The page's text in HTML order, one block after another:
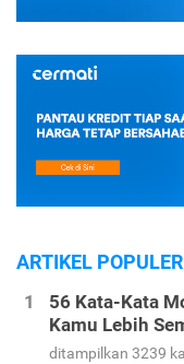
ARTIKEL POPULER
56 Kata-Kata
Kamu Lebih
ditampilkan 3239